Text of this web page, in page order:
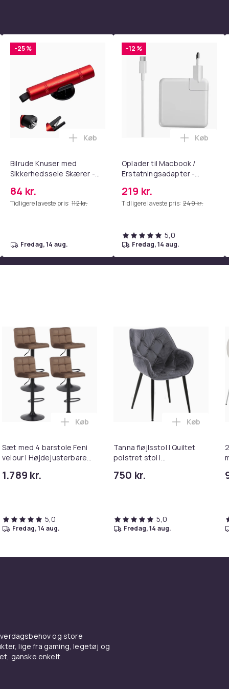
4b7dac2a-0ebe-4020-bf9a-0e899b602493
- Mave- og coretræning, yoga og
Beauty Vanity Namira - make up spejl med belysning -
-25 %
Bilrude Knuser med
Sikkerhedssele Skærer -
Kompatibel med Alle
Bilmodeller Red
84 kr.
Tidligere laveste pris: 112 kr.
Læg Bilrude Knuser med
Køb
fredag, 14 aug.
-12 %
Oplader til Macbook /
Erstatningsadapter -
219 kr.
Tidligere laveste pris: 249 kr.
Læg
Køb
5,0
fredag, 14 aug.
Med Letløbsdrevne Hjul | Drejestol Med Metalramme
Indra | Metaltable nostalgisk design til have & altan |
Sæt med 4 barstole Feni
velour I Højdejusterbare
Counterstole med
1.789 kr.
Læg Sæt med 4 barstole Feni velour I
Køb
5,0
fredag, 14 aug.
Tanna fløjlsstol I Quiltet
polstret stol I
gulvbeskyttere
750 kr.
Læg
Køb
5,0
fredag, 14 aug.
og store
lige fra gaming, legetøj og
ganske enkelt.